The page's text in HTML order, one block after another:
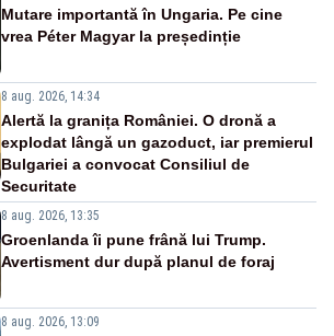
Mutare importantă în Ungaria. Pe cine
vrea Péter Magyar la președinție
8 aug. 2026, 14:34
Alertă la granița României. O dronă a
explodat lângă un gazoduct, iar premierul
Bulgariei a convocat Consiliul de
Securitate
8 aug. 2026, 13:35
Groenlanda îi pune frână lui Trump.
Avertisment dur după planul de foraj
8 aug. 2026, 13:09